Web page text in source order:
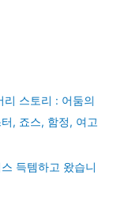
스토리 : 어둠의
, 죠스, 함정, 여고
득템하고 왔습니